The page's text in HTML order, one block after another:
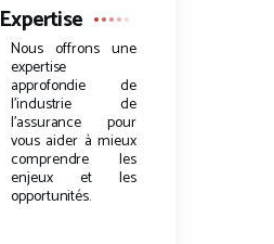
Expertise
Nous offrons une
expertise
approfondie de
l’industrie de
l’assurance pour
vous aider à mieux
comprendre les
enjeux et les
opportunités.